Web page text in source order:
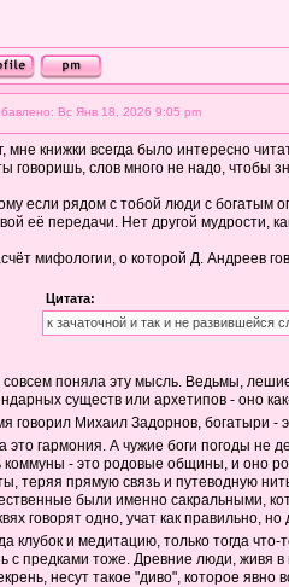
Вс Янв 18, 2026 9:05 pm
мне книжки всегда было интересно
говоришь, слов много не надо, чтобы
если рядом с тобой люди с богатым
её передачи. Нет другой мудрости,
мифологии, о которой Д. Андреев
Цитата:
к зачаточной и так и не развившейся
совсем поняла эту мысль. Ведьмы,
существ или архетипов - оно
говорил Михаил Задорнов, богатыри -
это гармония. А чужие боги погоды не
коммуны - это родовые общины, и оно
теряя прямую связь и путеводную
были именно сакральными,
говорят одно, учат как правильно,
клубок и медитацию, только тогда
с предками тоже. Древние люди, живя
несут такое "диво", которое